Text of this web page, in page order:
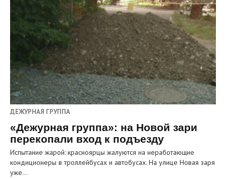
ДЕЖУРНАЯ ГРУППА
«Дежурная группа»: на Новой зари
перекопали вход к подъезду
Испытание жарой: красноярцы жалуются на неработающие
кондиционеры в троллейбусах и автобусах. На улице Новая заря
уже…